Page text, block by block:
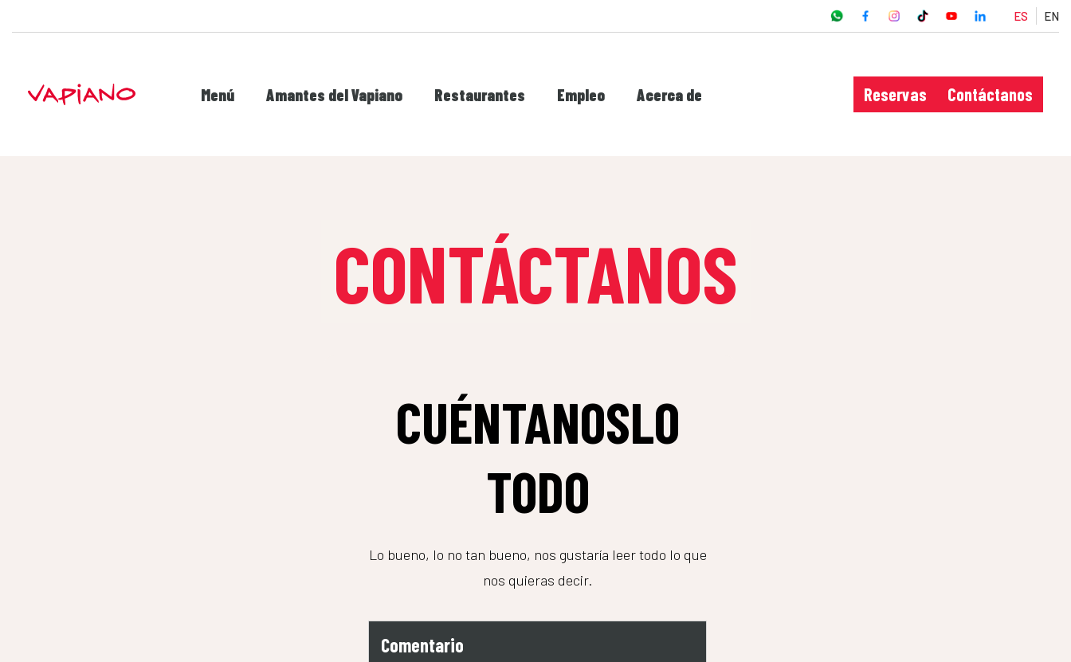
ES EN
Menú Amantes del Vapiano Restaurantes Empleo Acerca de Reservas Contáctanos
CONTÁCTANOS
CUÉNTANOSLO
TODO
Lo bueno, lo no tan bueno, nos gustaría leer todo lo que
nos quieras decir.
Comentario